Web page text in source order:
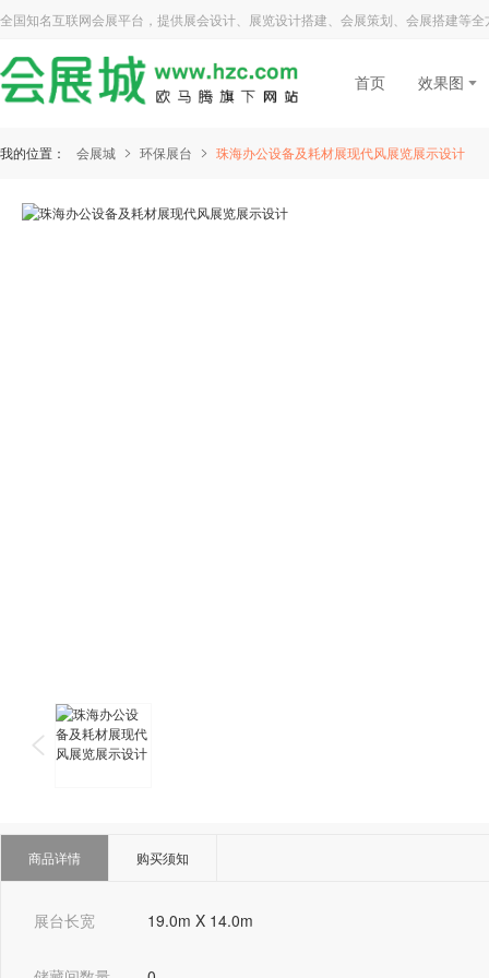
全国知名互联网会展平台，提供展会设计、展览设计搭建、会展策划、会展搭建等
首页 效果图
我的位置： 会展城 环保展台 珠海办公设备及耗材展现代风展览展示设计
商品详情 购买须知
展台长宽 19.0m X 14.0m